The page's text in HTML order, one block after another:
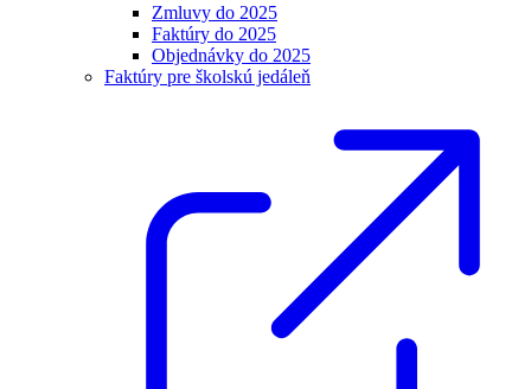
Zmluvy do 2025
Faktúry do 2025
Objednávky do 2025
Faktúry pre školskú jedáleň